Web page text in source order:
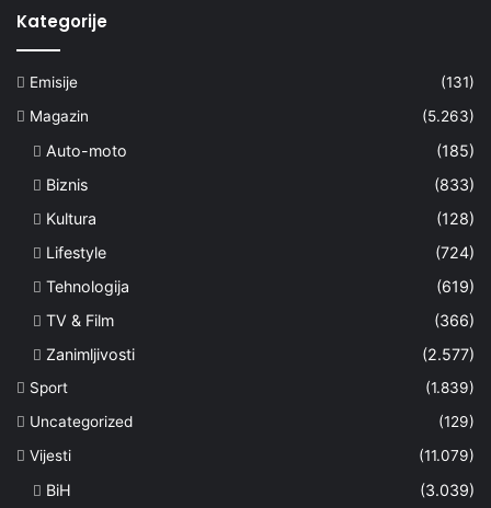
Kategorije
Emisije
(131)
Magazin
(5.263)
Auto-moto
(185)
Biznis
(833)
Kultura
(128)
Lifestyle
(724)
Tehnologija
(619)
TV & Film
(366)
Zanimljivosti
(2.577)
Sport
(1.839)
Uncategorized
(129)
Vijesti
(11.079)
BiH
(3.039)